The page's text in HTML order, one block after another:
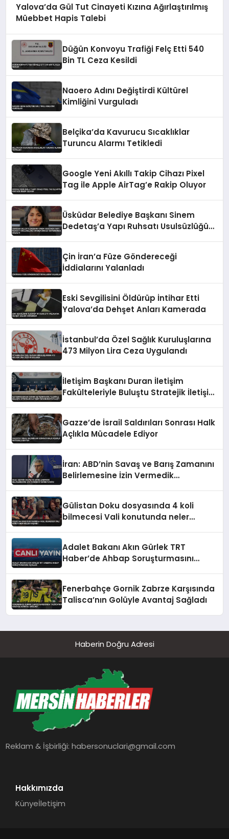
Yalova’da Gül Tut Cinayeti Kızına Ağırlaştırılmış
Müebbet Hapis Talebi
Düğün Konvoyu Trafiği Felç Etti 540
Bin TL Ceza Kesildi
Naoero Adını Değiştirdi Kültürel
Kimliğini Vurguladı
Belçika’da Kavurucu Sıcaklıklar
Turuncu Alarmı Tetikledi
Google Yeni Akıllı Takip Cihazı Pixel
Tag ile Apple AirTag’e Rakip Oluyor
Üsküdar Belediye Başkanı Sinem
Dedetaş’a Yapı Ruhsatı Usulsüzlüğü
Çin İran’a Füze Göndereceği
İddialarını Yalanladı
Eski Sevgilisini Öldürüp İntihar Etti
Yalova’da Dehşet Anları Kamerada
İstanbul’da Özel Sağlık Kuruluşlarına
473 Milyon Lira Ceza Uygulandı
İletişim Başkanı Duran İletişim
Fakülteleriyle Buluştu Stratejik İletişim
Gazze’de İsrail Saldırıları Sonrası Halk
Açlıkla Mücadele Ediyor
İran: ABD’nin Savaş ve Barış Zamanını
Belirlemesine İzin Vermedik
Gülistan Doku dosyasında 4 koli
bilmecesi Vali konutunda neler
Adalet Bakanı Akın Gürlek TRT
Haber’de Ahbap Soruşturmasını
Fenerbahçe Gornik Zabrze Karşısında
Talisca’nın Golüyle Avantaj Sağladı
Haberin Doğru Adresi
Reklam & İşbirliği:habersonuclari@gmail.com
Hakkımızda
Künyeİletişim